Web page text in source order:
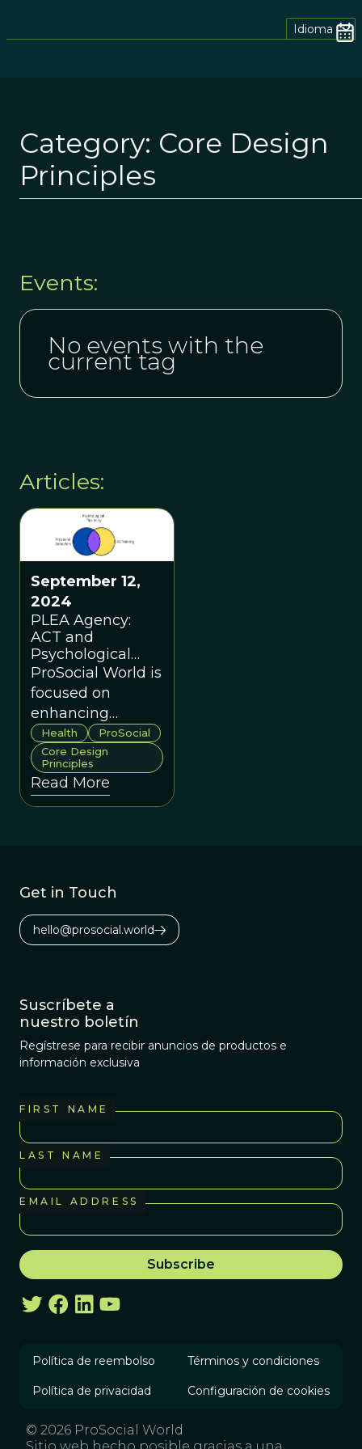
Idioma
Category: Core Design
Principles
Events:
No events with the
current tag
Articles:
September 12,
2024
PLEA Agency:
ACT and
Psychological
Flexibility Case
Study
ProSocial World is
focused on
enhancing
psychological
flexibility to
cultivate a
prosocial cultural
Health
ProSocial
Core Design
Principles
Read More
Get in Touch
hello@prosocial.world
Suscríbete a
nuestro boletín
Regístrese para recibir anuncios de productos e
información exclusiva
FIRST NAME
LAST NAME
EMAIL ADDRESS
Política de reembolso Términos y condiciones
Política de privacidad Configuración de cookies
© 2026 ProSocial World